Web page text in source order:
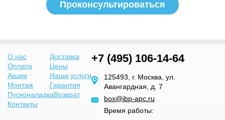
О нас
Доставка
Оплата
Цены
Акции
Наши услуги
Монтаж
Гарантия
ПусконаладкаВозврат
Контакты
+7 (495) 106-14-64
125493, г. Москва, ул.
Авангардная, д. 7
box@ibp-apc.ru
Время работы: